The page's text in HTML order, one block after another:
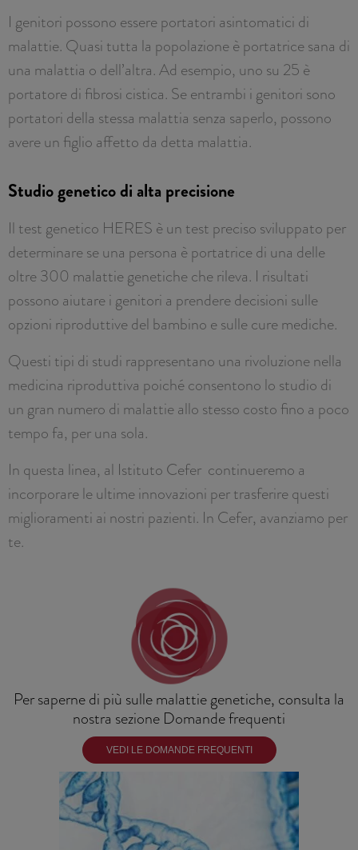
I genitori possono essere portatori asintomatici di
malattie. Quasi tutta la popolazione è portatrice sana di
una malattia o dell’altra. Ad esempio, uno su 25 è
portatore di fibrosi cistica. Se entrambi i genitori sono
portatori della stessa malattia senza saperlo, possono
avere un figlio affetto da detta malattia.
Studio genetico di alta precisione
Il test genetico HERES è un test preciso sviluppato per
determinare se una persona è portatrice di una delle
oltre 300 malattie genetiche che rileva. I risultati
possono aiutare i genitori a prendere decisioni sulle
opzioni riproduttive del bambino e sulle cure mediche.
Questi tipi di studi rappresentano una rivoluzione nella
medicina riproduttiva poiché consentono lo studio di
un gran numero di malattie allo stesso costo fino a poco
tempo fa, per una sola.
In questa linea, al Istituto Cefer continueremo a
incorporare le ultime innovazioni per trasferire questi
miglioramenti ai nostri pazienti. In Cefer, avanziamo per
te.
Per saperne di più sulle malattie genetiche, consulta la
nostra sezione Domande frequenti
VEDI LE DOMANDE FREQUENTI